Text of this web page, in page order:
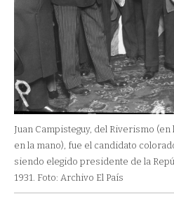
Juan Campisteguy, del Riverismo
en la mano), fue el candidato
siendo elegido presidente de la
1931. Foto: Archivo El País